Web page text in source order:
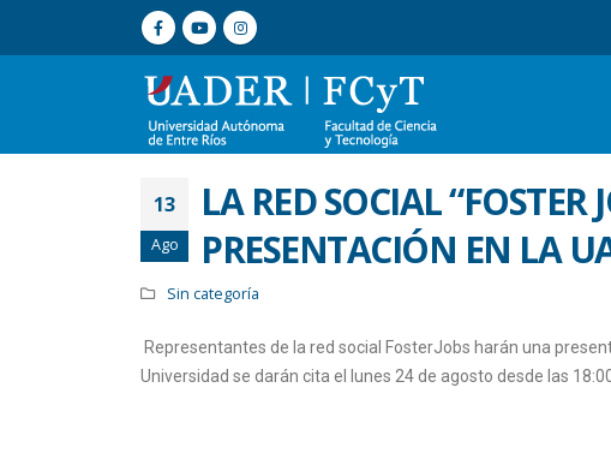
13
Ago
LA RED SOCIAL “FOSTER
PRESENTACIÓN EN LA
Sin categoría
Representantes de la red social FosterJobs harán una
Universidad se darán cita el lunes 24 de agosto desde las